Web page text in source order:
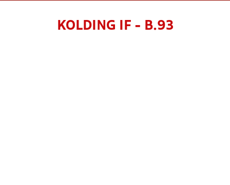
KOLDING IF - B.93